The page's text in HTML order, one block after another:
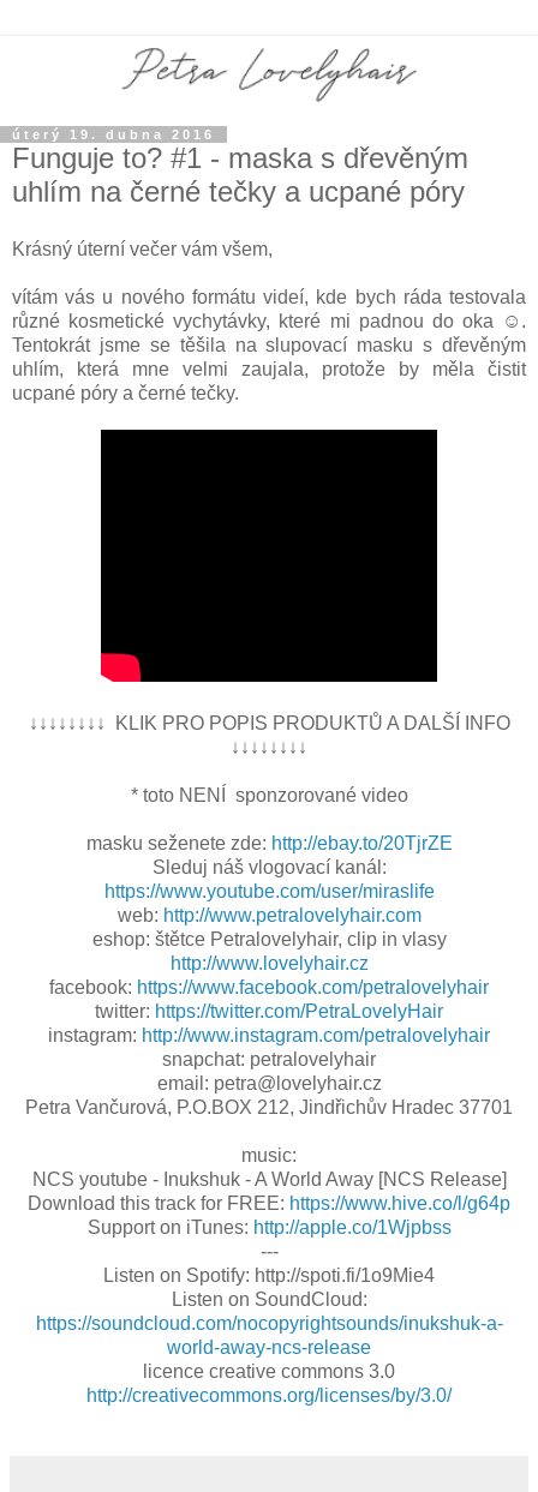
úterý 19. dubna 2016
Funguje to? #1 - maska s dřevěným
uhlím na černé tečky a ucpané póry
Krásný úterní večer vám všem,
vítám vás u nového formátu videí, kde bych ráda testovala
různé kosmetické vychytávky, které mi padnou do oka ☺.
Tentokrát jsme se těšila na slupovací masku s dřevěným
uhlím, která mne velmi zaujala, protože by měla čistit
ucpané póry a černé tečky.
↓↓↓↓↓↓↓↓ KLIK PRO POPIS PRODUKTŮ A DALŠÍ INFO
↓↓↓↓↓↓↓↓
* toto NENÍ sponzorované video
masku seženete zde: http://ebay.to/20TjrZE
Sleduj náš vlogovací kanál:
https://www.youtube.com/user/miraslife
web: http://www.petralovelyhair.com
eshop: štětce Petralovelyhair, clip in vlasy
http://www.lovelyhair.cz
facebook: https://www.facebook.com/petralovelyhair
twitter: https://twitter.com/PetraLovelyHair
instagram: http://www.instagram.com/petralovelyhair
snapchat: petralovelyhair
email: petra@lovelyhair.cz
Petra Vančurová, P.O.BOX 212, Jindřichův Hradec 37701
music:
NCS youtube - Inukshuk - A World Away [NCS Release]
Download this track for FREE: https://www.hive.co/l/g64p
Support on iTunes: http://apple.co/1Wjpbss
---
Listen on Spotify: http://spoti.fi/1o9Mie4
Listen on SoundCloud:
https://soundcloud.com/nocopyrightsounds/inukshuk-a-
world-away-ncs-release
licence creative commons 3.0
http://creativecommons.org/licenses/by/3.0/